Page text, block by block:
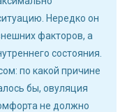
Нередко он
факторов, а
состояния.
по какой причине
бы, овуляция
не должно